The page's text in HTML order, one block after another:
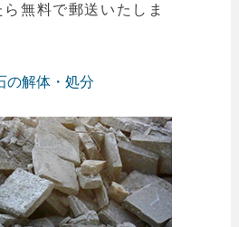
無料で郵送いたしま
の解体・処分